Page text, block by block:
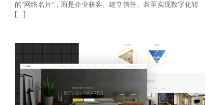
的“网络名片”，而是企业获客、建立信任、甚至实现数字化转
[…]